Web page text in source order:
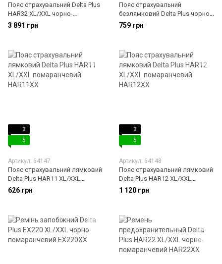
Пояс страхувальний Delta Plus
HAR32 XL/XXL чорно-
помаранчевий HAR32XX
3 891 грн
Пояс страхувальний
безлямковий Delta Plus чорно-
помаранчевий EX120
759 грн
3
5
Артикул: 64147
Пояс страхувальний лямковий
Delta Plus HAR11 XL/XXL
помаранчевий HAR11XX
626 грн
3
5
Артикул: 64148
Пояс страхувальний лямковий
Delta Plus HAR12 XL/XXL
помаранчевий HAR12XX
1 120 грн